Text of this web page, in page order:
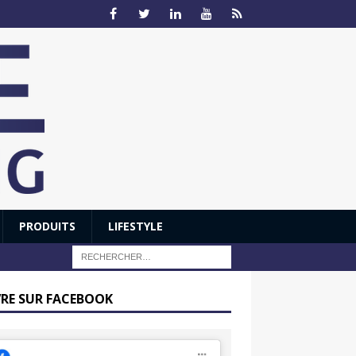
PRODUITS LIFESTYLE
SUR FACEBOOK